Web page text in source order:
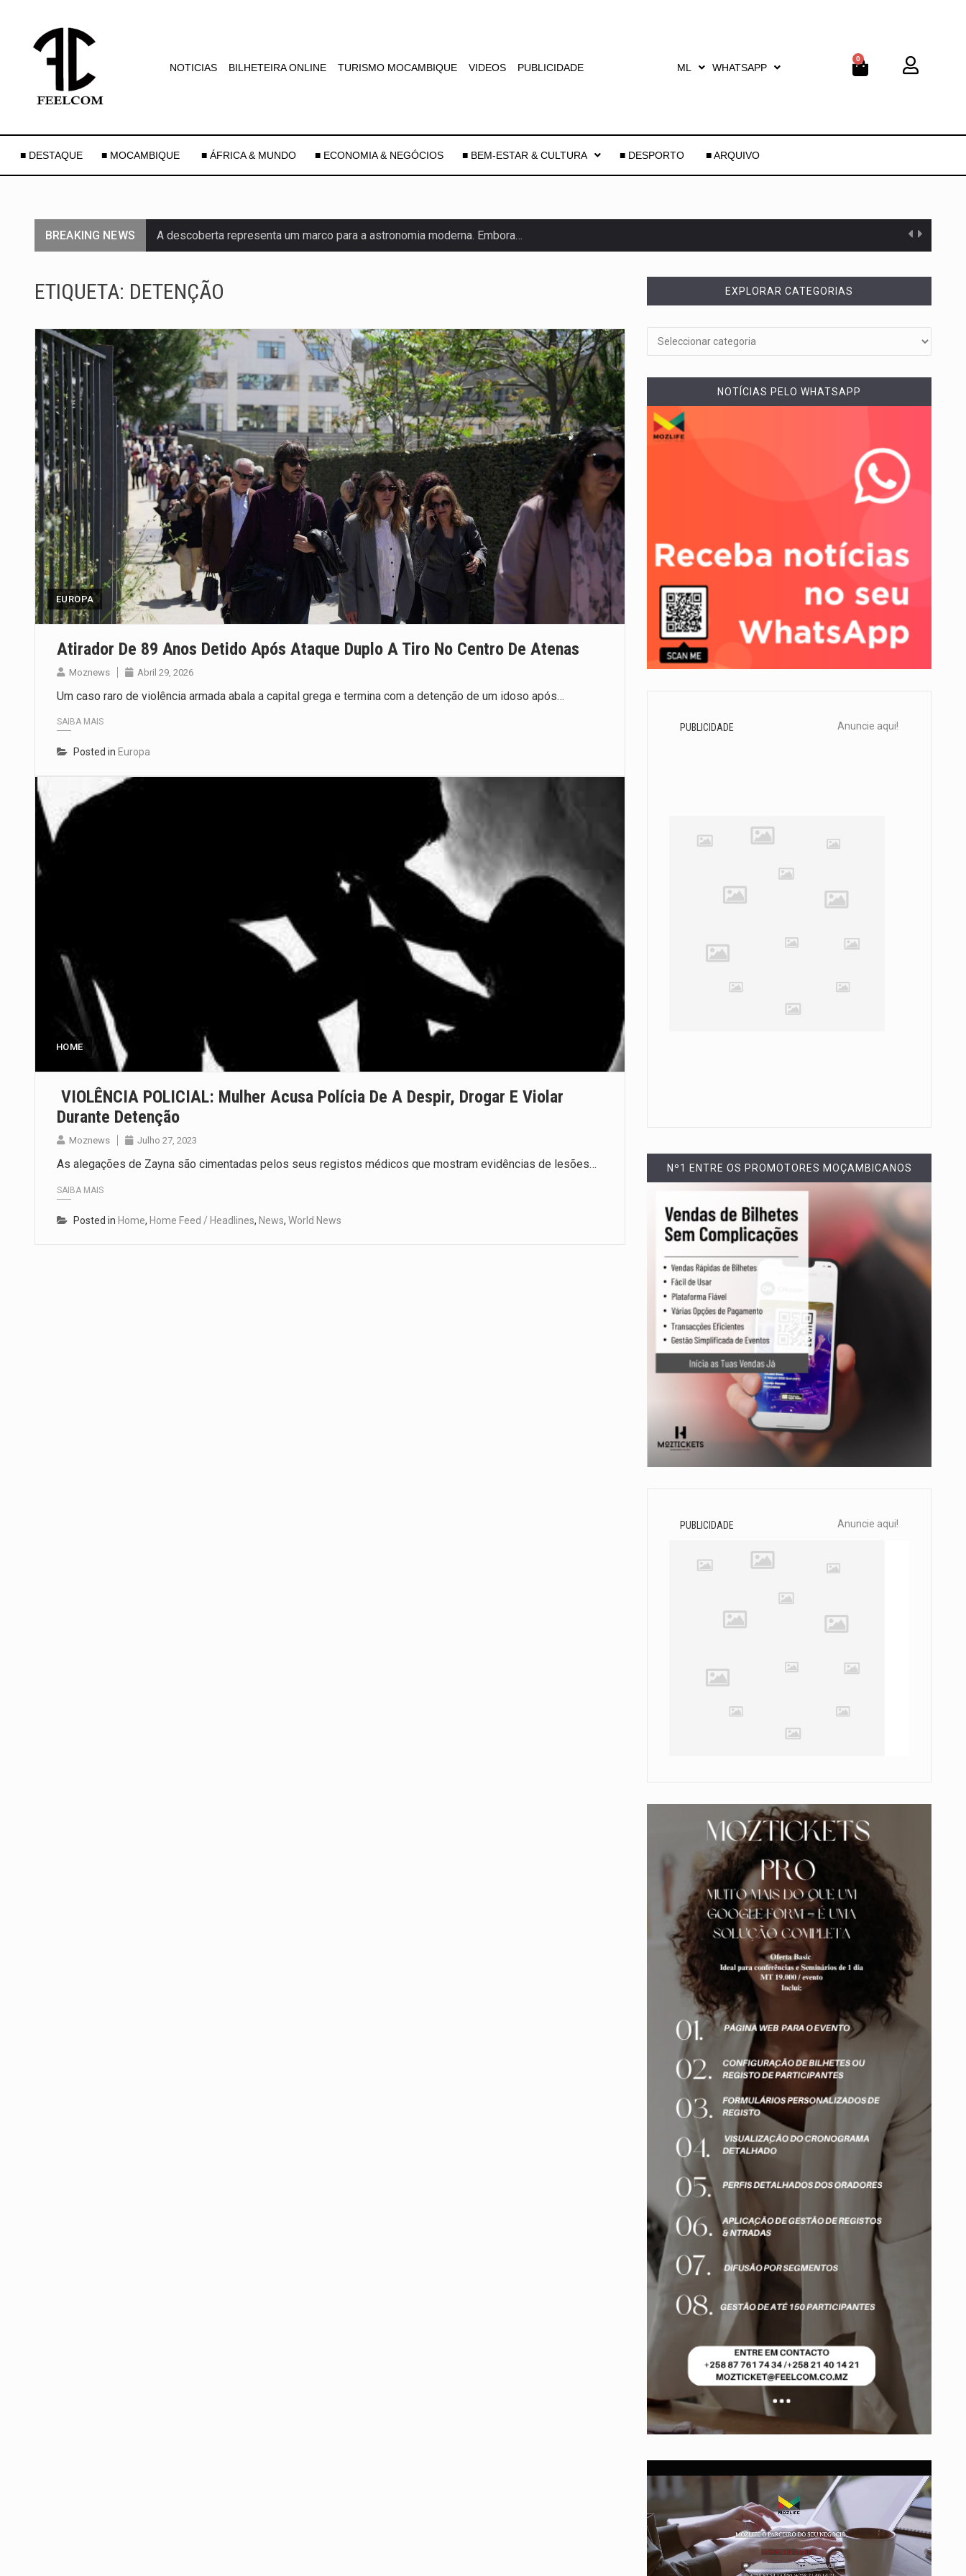
NOTICIAS BILHETEIRA ONLINE TURISMO MOCAMBIQUE VIDEOS PUBLICIDADE ML WHATSAPP
0
■ DESTAQUE ■ MOCAMBIQUE ■ ÁFRICA & MUNDO ■ ECONOMIA & NEGÓCIOS ■ BEM-ESTAR & CULTURA ■ DESPORTO ■ ARQUIVO
BREAKING NEWS A descoberta representa um marco para a astronomia moderna. Embora…
De acordo com as autoridades de saúde da Faixa de…
Um dos casos mais graves envolveu a residência de Sam…
A cidade de Bunia, capital da província de Ituri, tornou-se…
O pagamento marca o desfecho de um dos processos mais…
O programa, cuja implementação está prevista entre abril de 2026…
A nova legislação estabelece um prazo de 180 dias para…
O Departamento de Estado norte-americano confirmou que cidadãos dos Estados…
A final coloca frente a frente duas equipas que chegaram…
ETIQUETA: DETENÇÃO
EUROPA
Atirador De 89 Anos Detido Após Ataque Duplo A Tiro No Centro De Atenas
Moznews Abril 29, 2026
Um caso raro de violência armada abala a capital grega e termina com a detenção de um idoso após…
SAIBA MAIS
Posted in Europa
HOME
VIOLÊNCIA POLICIAL: Mulher Acusa Polícia De A Despir, Drogar E Violar
Durante Detenção
Moznews Julho 27, 2023
As alegações de Zayna são cimentadas pelos seus registos médicos que mostram evidências de lesões…
SAIBA MAIS
Posted in Home, Home Feed / Headlines, News, World News
EXPLORAR CATEGORIAS
NOTÍCIAS PELO WHATSAPP
PUBLICIDADE Anuncie aqui!
Nº1 ENTRE OS PROMOTORES MOÇAMBICANOS
PUBLICIDADE Anuncie aqui!